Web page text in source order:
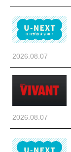
2026.08.07
2026.08.07